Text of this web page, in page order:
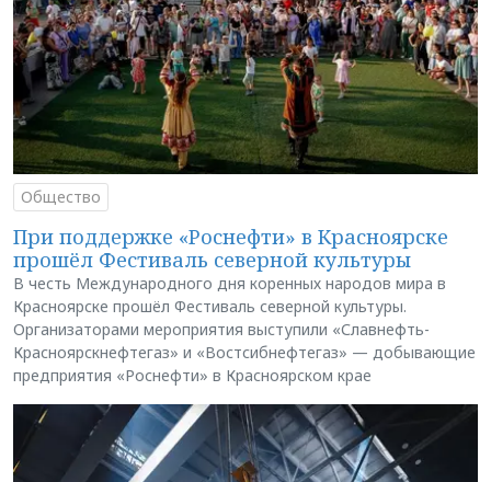
Общество
При поддержке «Роснефти» в Красноярске
прошёл Фестиваль северной культуры
В честь Международного дня коренных народов мира в
Красноярске прошёл Фестиваль северной культуры.
Организаторами мероприятия выступили «Славнефть-
Красноярскнефтегаз» и «Востсибнефтегаз» — добывающие
предприятия «Роснефти» в Красноярском крае